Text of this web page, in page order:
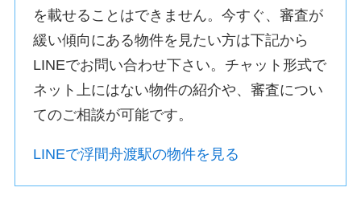
を載せることはできません。今すぐ、審査が
緩い傾向にある物件を見たい方は下記から
LINEでお問い合わせ下さい。チャット形式で
ネット上にはない物件の紹介や、審査につい
てのご相談が可能です。
LINEで浮間舟渡駅の物件を見る